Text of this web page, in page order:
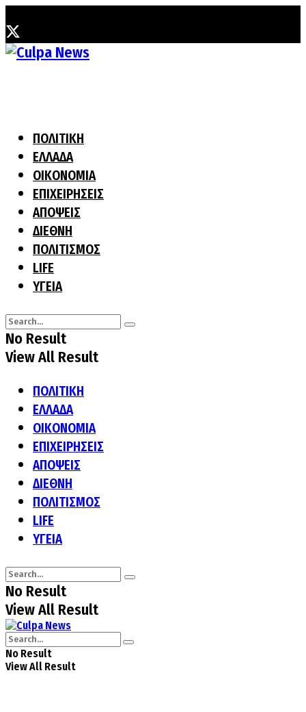
ΠΟΛΙΤΙΚΗ
ΕΛΛΑΔΑ
ΟΙΚΟΝΟΜΙΑ
ΕΠΙΧΕΙΡΗΣΕΙΣ
ΑΠΟΨΕΙΣ
ΔΙΕΘΝΗ
ΠΟΛΙΤΙΣΜΟΣ
LIFE
ΥΓΕΙΑ
No Result
View All Result
ΠΟΛΙΤΙΚΗ
ΕΛΛΑΔΑ
ΟΙΚΟΝΟΜΙΑ
ΕΠΙΧΕΙΡΗΣΕΙΣ
ΑΠΟΨΕΙΣ
ΔΙΕΘΝΗ
ΠΟΛΙΤΙΣΜΟΣ
LIFE
ΥΓΕΙΑ
No Result
View All Result
No Result
View All Result